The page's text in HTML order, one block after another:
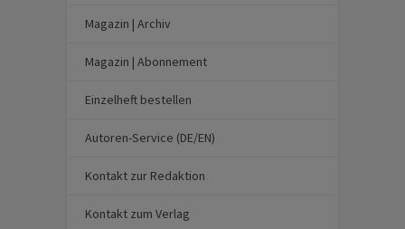
Magazin | Archiv
Magazin | Abonnement
Einzelheft bestellen
Autoren-Service (DE/EN)
Kontakt zur Redaktion
Kontakt zum Verlag